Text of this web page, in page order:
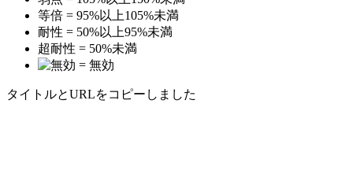
等倍 = 95%以上105%未満
耐性 = 50%以上95%未満
超耐性 = 50%未満
= 無効
タイトルとURLをコピーしました